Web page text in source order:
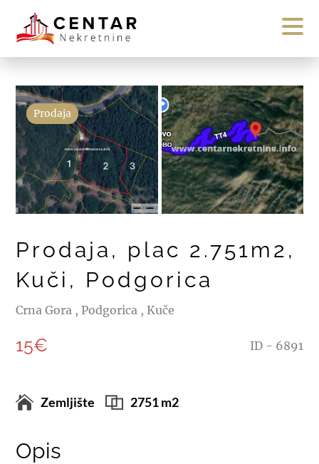
Prodaja
Prodaja, plac 2.751m2,
Kuči, Podgorica
Crna Gora , Podgorica , Kuče
15€ ID - 6891
Zemljište 2751 m2
Opis